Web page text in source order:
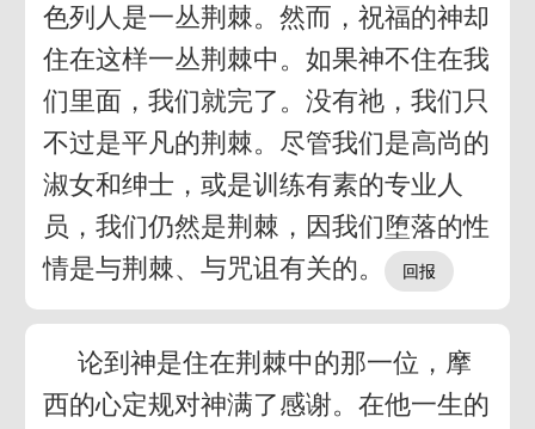
色列人是一丛荆棘。然而，祝福的神却
住在这样一丛荆棘中。如果神不住在我
们里面，我们就完了。没有祂，我们只
不过是平凡的荆棘。尽管我们是高尚的
淑女和绅士，或是训练有素的专业人
员，我们仍然是荆棘，因我们堕落的性
情是与荆棘、与咒诅有关的。
论到神是住在荆棘中的那一位，摩
西的心定规对神满了感谢。在他一生的